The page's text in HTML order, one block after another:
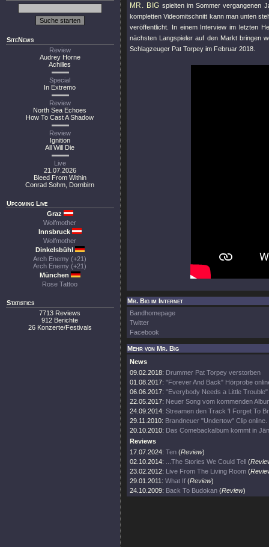
SiteNews
Review
Audrey Horne
Achilles
Special
In Extremo
Review
North Sea Echoes
How To Cast A Shadow
Review
Ignition
All Will Die
Live
21.07.2026
Bleed From Within
Conrad Sohm, Dornbirn
Upcoming Live
Graz
Wolfmother
Innsbruck
Wolfmother
Dinkelsbühl
Arch Enemy (+21)
Arch Enemy (+21)
München
Rose Tattoo
Statistics
7713 Reviews
912 Berichte
26 Konzerte/Festivals
MR. BIG spielten im Sommer vergangenen
kompletten Videomitschnitt kann man unten
veröffentlicht. In einem Interview im letzten
nächsten Langspieler auf den Markt bringen
Schlagzeuger Pat Torpey im Februar 2018.
Mr. Big im Internet
Bandhomepage
Twitter
Facebook
Mehr von Mr. Big
News
09.02.2018: Drummer Pat Torpey verstorben
01.08.2017: "Forever And Back" Hörprobe
06.06.2017: "Everybody Needs a Little Trouble"
22.05.2017: Neuer Song vom kommenden
24.09.2014: Streamen den Track 'I Forget To
29.11.2010: Brandneuer "Undertow" Clip online.
20.10.2010: Das Comebackalbum kommt in
Reviews
17.07.2024: Ten (Review)
02.10.2014:
...The Stories We Could Tell (
23.02.2012: Live From The Living Room (
29.01.2011: What If (Review)
24.10.2009: Back To Budokan (Review)